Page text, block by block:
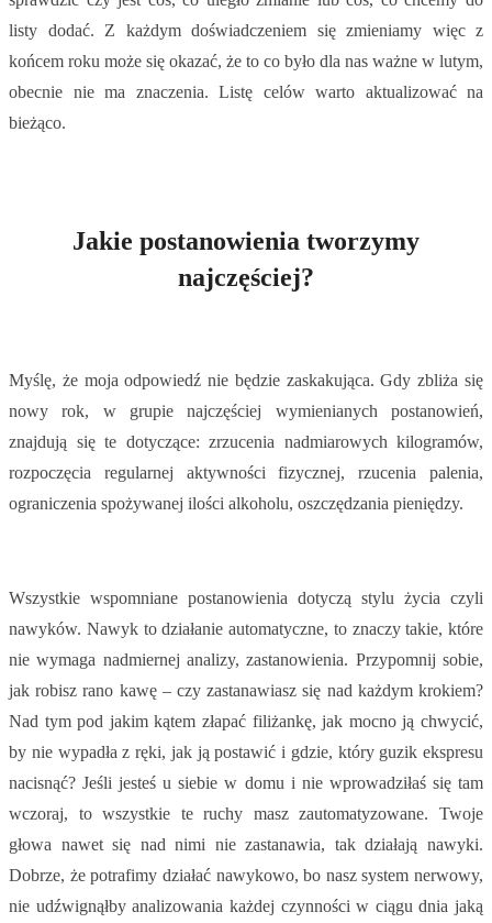
listy dodać. Z każdym doświadczeniem się zmieniamy więc z
końcem roku może się okazać, że to co było dla nas ważne w lutym,
obecnie nie ma znaczenia. Listę celów warto aktualizować na
bieżąco.
Jakie postanowienia tworzymy
najczęściej?
Myślę, że moja odpowiedź nie będzie zaskakująca. Gdy zbliża się
nowy rok, w grupie najczęściej wymienianych postanowień,
znajdują się te dotyczące: zrzucenia nadmiarowych kilogramów,
rozpoczęcia regularnej aktywności fizycznej, rzucenia palenia,
ograniczenia spożywanej ilości alkoholu, oszczędzania pieniędzy.
Wszystkie wspomniane postanowienia dotyczą stylu życia czyli
nawyków. Nawyk to działanie automatyczne, to znaczy takie, które
nie wymaga nadmiernej analizy, zastanowienia. Przypomnij sobie,
jak robisz rano kawę – czy zastanawiasz się nad każdym krokiem?
Nad tym pod jakim kątem złapać filiżankę, jak mocno ją chwycić,
by nie wypadła z ręki, jak ją postawić i gdzie, który guzik ekspresu
nacisnąć? Jeśli jesteś u siebie w domu i nie wprowadziłaś się tam
wczoraj, to wszystkie te ruchy masz zautomatyzowane. Twoje
głowa nawet się nad nimi nie zastanawia, tak działają nawyki.
Dobrze, że potrafimy działać nawykowo, bo nasz system nerwowy,
nie udźwignąłby analizowania każdej czynności w ciągu dnia jaką